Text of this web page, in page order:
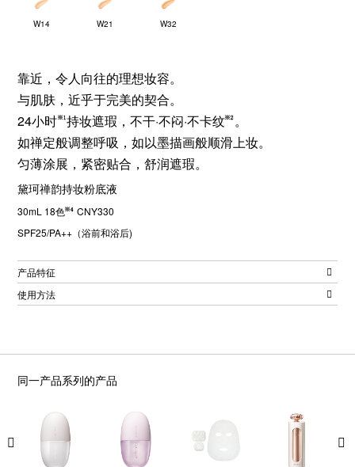
W14 W21 W32
靠近，令人向往的理想妆容。
与肌肤，近乎于完美的契合。
24小时 持妆遮瑕，不干·不闷·不卡纹 。
如禅定般调整呼吸，如以墨描画般顺滑上妆。
匀薄涂展，紧密贴合，舒润遮瑕。
黛珂禅韵持妆粉底液
30mL 18色
CNY330
SPF25/PA++（浴前和浴后)
产品特征
使用方法
同一产品系列的产品